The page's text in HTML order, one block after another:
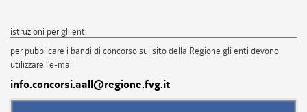
istruzioni per gli enti
per pubblicare i bandi di concorso sul sito della Regione gli enti devono
utilizzare l'e-mail
info.concorsi.aall@regione.fvg.it